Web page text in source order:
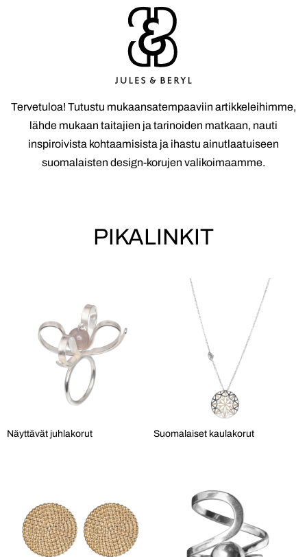
Tervetuloa! Tutustu mukaansatempaaviin artikkeleihimme,
lähde mukaan taitajien ja tarinoiden matkaan, nauti
inspiroivista kohtaamisista ja ihastu ainutlaatuiseen
suomalaisten design-korujen valikoimaamme.
PIKALINKIT
Näyttävät juhlakorut Suomalaiset kaulakorut